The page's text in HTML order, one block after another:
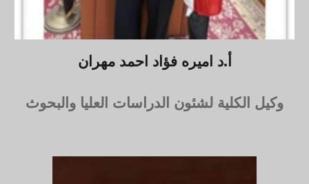
أ.د اميره فؤاد احمد مهران
وكيل الكلية لشئون الدراسات العليا والبحوث